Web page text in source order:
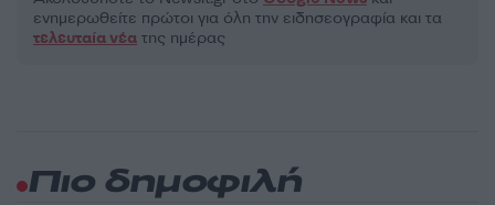
ενημερωθείτε πρώτοι για όλη την ειδησεογραφία και τα
τελευταία νέα της ημέρας
Πιο δημοφιλή